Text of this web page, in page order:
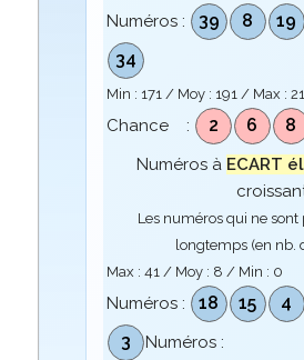
Numéros : 39 8 19
34
Min : 171/ Moy : 191/ Max :
Chance : 2 6 8
Numéros à ECART
Les numéros qui ne sont
longtemps (en nb.
Max : 41/ Moy : 8 / Min : 0
Numéros : 18 15 4
3
Numéros :